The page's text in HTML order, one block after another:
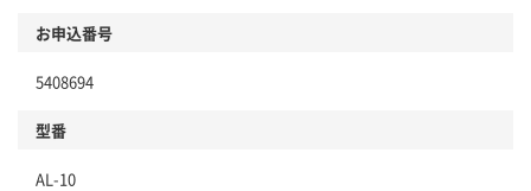
本体
仕組
お申込番号
5408694
型番
AL-10